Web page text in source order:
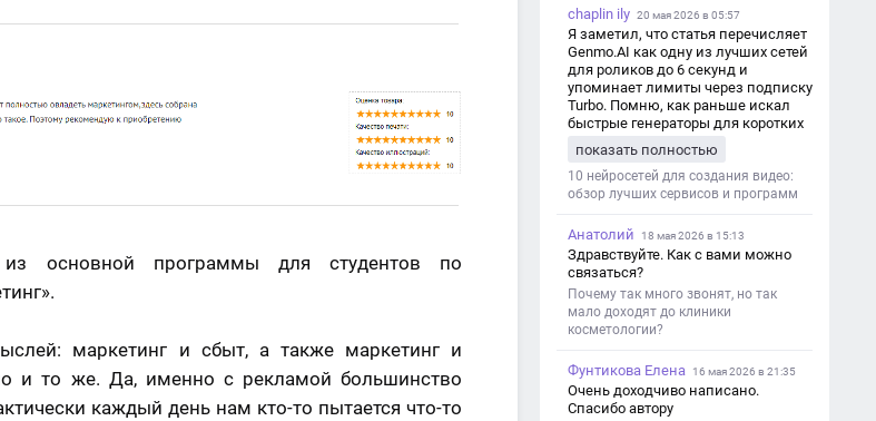
основной программы для студентов по
маркетинг и сбыт, а также маркетинг и
и то же. Да, именно с рекламой большинство
каждый день нам кто-то пытается что-то
chaplin ily 20 мая 2026 в 05:57
Я заметил, что статья перечисляет
Genmo.AI как одну из лучших сетей
для роликов до 6 секунд и
упоминает лимиты через подписку
Turbo. Помню, как раньше искал
быстрые генераторы для коротких
такой обзор именно с акцентом на
ограничения и подпись. Image V2
показать полностью
10 нейросетей для создания видео:
обзор лучших сервисов и программ
Анатолий 18 мая 2026 в 15:13
Здравствуйте. Как с вами можно
связаться?
Почему так много звонят, но так
мало доходят до клиники
косметологии?
Фунтикова Елена 16 мая 2026 в 21:35
Очень доходчиво написано.
Спасибо автору